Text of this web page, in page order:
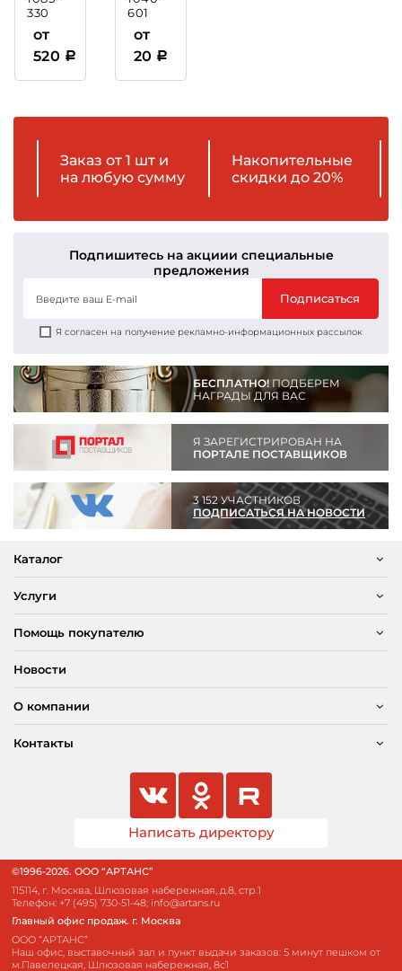
330
пластиковая
от
520
601
с
тиснением
от
20
Заказ от 1 шт и
на любую сумму
Накопительные
скидки до 20%
Подпишитесь на акциии специальные
предложения
Подписаться
Я согласен на получение рекламно-информационных рассылок
БЕСПЛАТНО!ПОДБЕРЕМ
НАГРАДЫ ДЛЯ ВАС
Я ЗАРЕГИСТРИРОВАН НА
ПОРТАЛЕ ПОСТАВЩИКОВ
3 152 УЧАСТНИКОВ
ПОДПИСАТЬСЯ НА НОВОСТИ
Каталог
Услуги
Помощь покупателю
Новости
О компании
Контакты
Написать директору
©1996-2026. ООО “АРТАНС”
115114, г. Москва, Шлюзовая набережная, д.8, стр.1
Телефон: +7 (495) 730-51-48; info@artans.ru
Главный офис продаж. г. Москва
ООО “АРТАНС”
Наш офис, выставочный зал и пункт выдачи заказов: 5 минут пешком от
м.Павелецкая, Шлюзовая набережная, 8с1